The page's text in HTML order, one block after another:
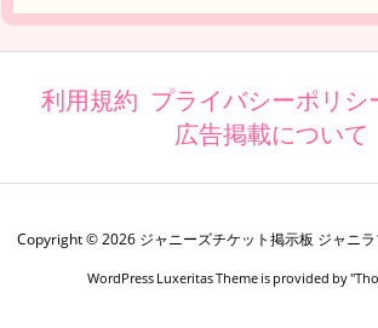
利用規約 プライバシーポリシ
広告掲載について
Copyright ©2026 ジャニーズチケット掲示板 ジャニ
WordPress Luxeritas Theme is provided by "